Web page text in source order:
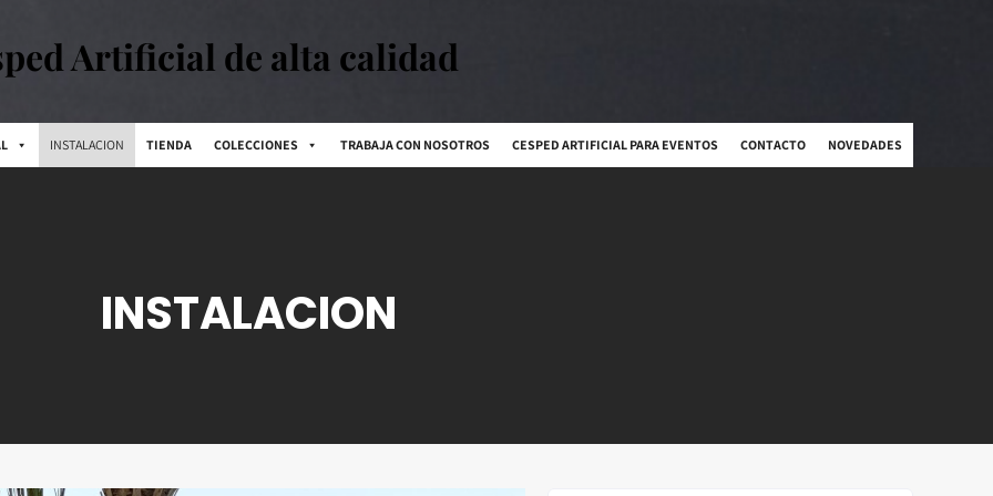
Artificial de alta calidad
INSTALACION TIENDA COLECCIONES TRABAJA CON NOSOTROS CESPED ARTIFICIAL PARA EVENTOS CONTACTO NOVEDADES
INSTALACION